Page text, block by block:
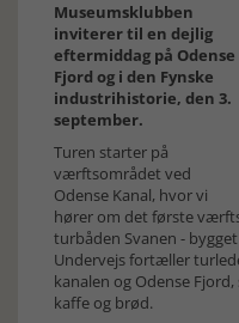
Museumsklubben
inviterer til en dejlig
eftermiddag på Odense
Fjord og i den Fynske
industrihistorie, den 3.
september.
Turen starter på
værftsområdet ved
Odense Kanal, hvor vi
hører om det første
turbåden Svanen -
Undervejs fortæller
kanalen og Odense
kaffe og brød.